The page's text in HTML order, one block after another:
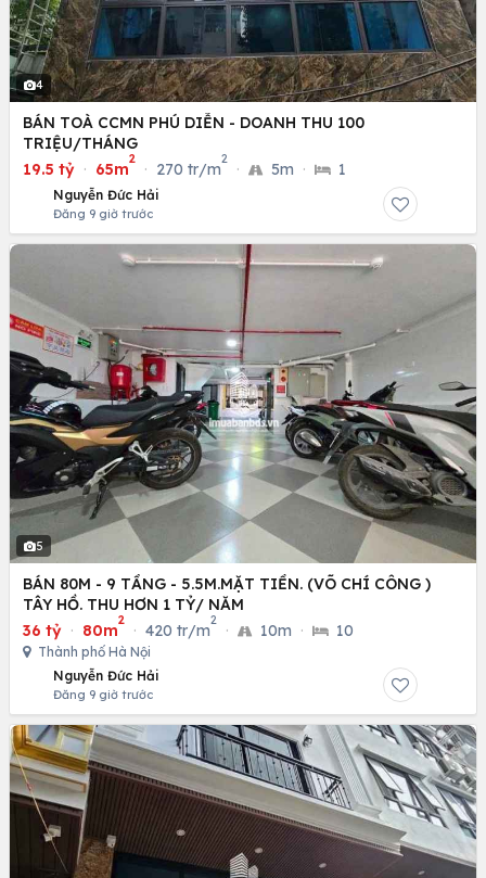
4
BÁN TOÀ CCMN PHÚ DIỄN - DOANH THU 100
TRIỆU/THÁNG
19.5 tỷ · 65m
2
· 270 tr/m
2
· 5m · 1
Nguyễn Đức Hải
Đăng 9 giờ trước
5
BÁN 80M - 9 TẦNG - 5.5M.MẶT TIỀN. (VÕ CHÍ CÔNG )
TÂY HỒ. THU HƠN 1 TỶ/ NĂM
36 tỷ · 80m
2
· 420 tr/m
2
· 10m · 10
Thành phố Hà Nội
Nguyễn Đức Hải
Đăng 9 giờ trước